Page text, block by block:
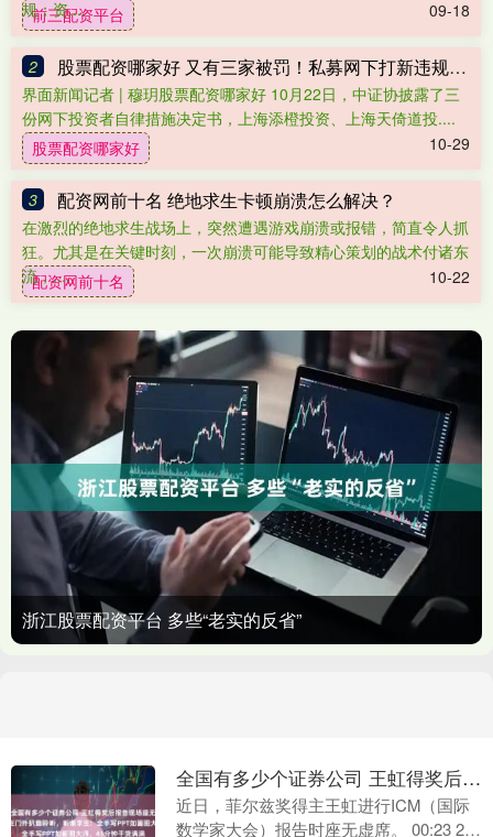
规；资....
前三配资平台 09-18
2 股票配资哪家好 又有三家被罚！私募网下打新违规频发，这家私募被拉入“黑名单”
界面新闻记者 | 穆玥股票配资哪家好 10月22日，中证协披露了三
份网下投资者自律措施决定书，上海添橙投资、上海天倚道投....
股票配资哪家好
10-29
3 配资网前十名 绝地求生卡顿崩溃怎么解决？
在激烈的绝地求生战场上，突然遭遇游戏崩溃或报错，简直令人抓
狂。尤其是在关键时刻，一次崩溃可能导致精心策划的战术付诸东
流，....
配资网前十名 10-22
浙江股票配资平台 多些“老实的反省”
全国有多少个证券公司 王虹得奖后报告现场座无虚席，导师满脸笑意在门外扒窗聆听，听课学生：全手写PPT如画图大师，45分钟干货满满
近日，菲尔兹奖得主王虹进行ICM（国际
数学家大会）报告时座无虚席。 00:23 27